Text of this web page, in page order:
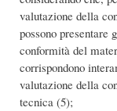
valutazione della
possono
conformità del
corrispondono
valutazione della
tecnica (5);